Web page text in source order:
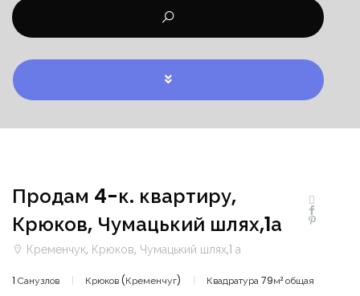
Продам 4-к. квартиру,
Крюков, Чумацький шлях,1а
Кременчук, Крюков, Чумацький шлях,1 а
1 Санузлов Крюков (Кременчуг) Квадратура 79м² общая